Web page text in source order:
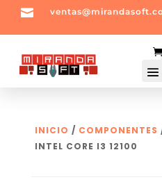

INICIO / COMPONENTES
INTEL CORE I3 12100